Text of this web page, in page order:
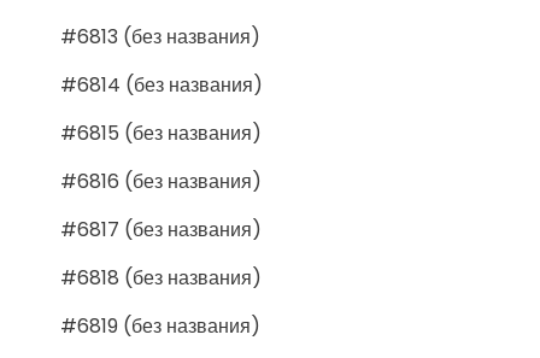
#6813 (без названия)
#6814 (без названия)
#6815 (без названия)
#6816 (без названия)
#6817 (без названия)
#6818 (без названия)
#6819 (без названия)